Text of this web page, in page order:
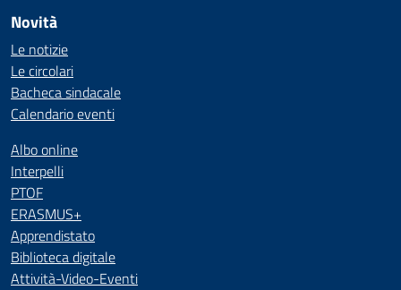
Novità
Le notizie
Le circolari
Bacheca sindacale
Calendario eventi
Albo online
Interpelli
PTOF
ERASMUS+
Apprendistato
Biblioteca digitale
Attività-Video-Eventi